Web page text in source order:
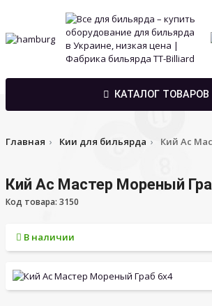
КАТАЛОГ ТОВАРОВ
Главная Кии для бильярда Кий Ас
Кий Ас Мастер Мореный
Код товара: 3150
В наличии